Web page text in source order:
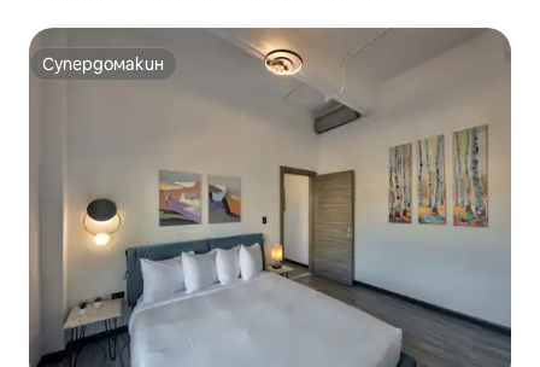
Супердомакин
Супердомакин